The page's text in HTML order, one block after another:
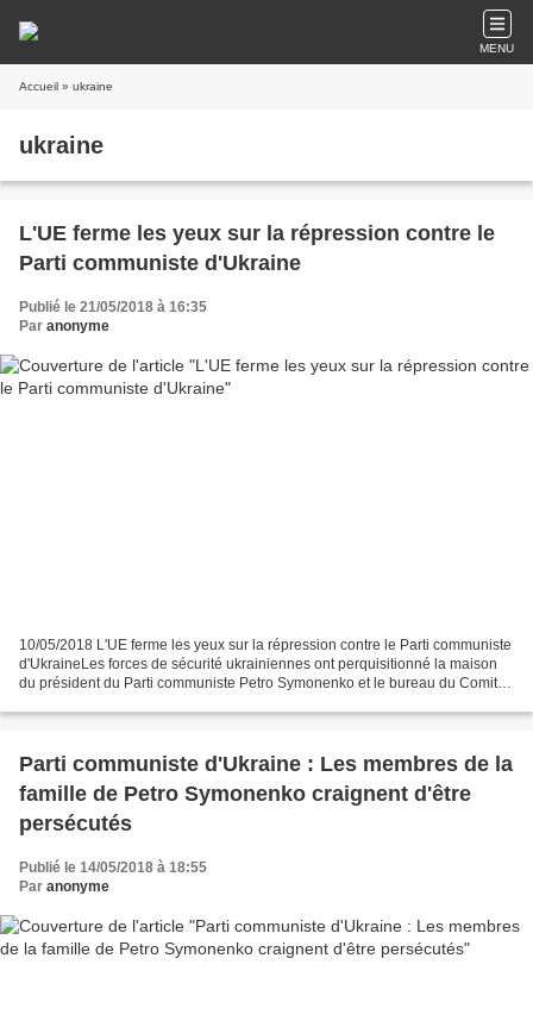
MENU
Accueil » ukraine
ukraine
L'UE ferme les yeux sur la répression contre le
Parti communiste d'Ukraine
Publié le 21/05/2018 à 16:35
Par anonyme
10/05/2018 L'UE ferme les yeux sur la répression contre le Parti communiste
d'UkraineLes forces de sécurité ukrainiennes ont perquisitionné la maison
du président du Parti communiste Petro Symonenko et le bureau du Comité
Parti communiste d'Ukraine : Les membres de la
famille de Petro Symonenko craignent d'être
persécutés
Publié le 14/05/2018 à 18:55
Par anonyme